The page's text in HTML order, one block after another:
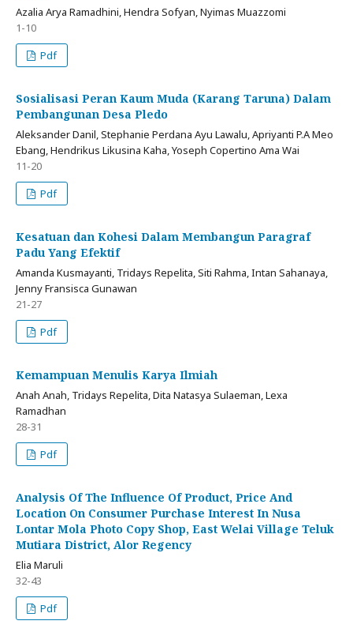
Azalia Arya Ramadhini, Hendra Sofyan, Nyimas Muazzomi
1-10
Pdf
Sosialisasi Peran Kaum Muda (Karang Taruna) Dalam
Pembangunan Desa Pledo
Aleksander Danil, Stephanie Perdana Ayu Lawalu, Apriyanti P.A Meo
Ebang, Hendrikus Likusina Kaha, Yoseph Copertino Ama Wai
11-20
Pdf
Kesatuan dan Kohesi Dalam Membangun Paragraf
Padu Yang Efektif
Amanda Kusmayanti, Tridays Repelita, Siti Rahma, Intan Sahanaya,
Jenny Fransisca Gunawan
21-27
Pdf
Kemampuan Menulis Karya Ilmiah
Anah Anah, Tridays Repelita, Dita Natasya Sulaeman, Lexa
Ramadhan
28-31
Pdf
Analysis Of The Influence Of Product, Price And
Location On Consumer Purchase Interest In Nusa
Lontar Mola Photo Copy Shop, East Welai Village Teluk
Mutiara District, Alor Regency
Elia Maruli
32-43
Pdf